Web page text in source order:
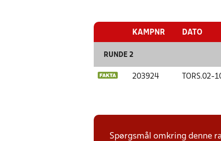
KAMPNR DATO
RUNDE 2
203924 TORS.02-
Spørgsmål omkring denne